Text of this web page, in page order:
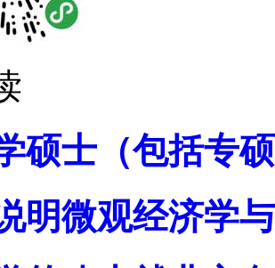
硕士（包括专
明微观经济学